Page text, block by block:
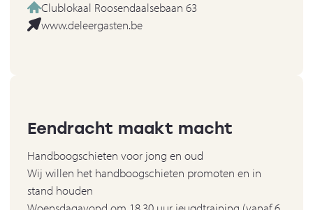
Clublokaal Roosendaalsebaan 63
www.deleergasten.be
Eendracht maakt macht
Handboogschieten voor jong en oud
Wij willen het handboogschieten promoten en in
stand houden